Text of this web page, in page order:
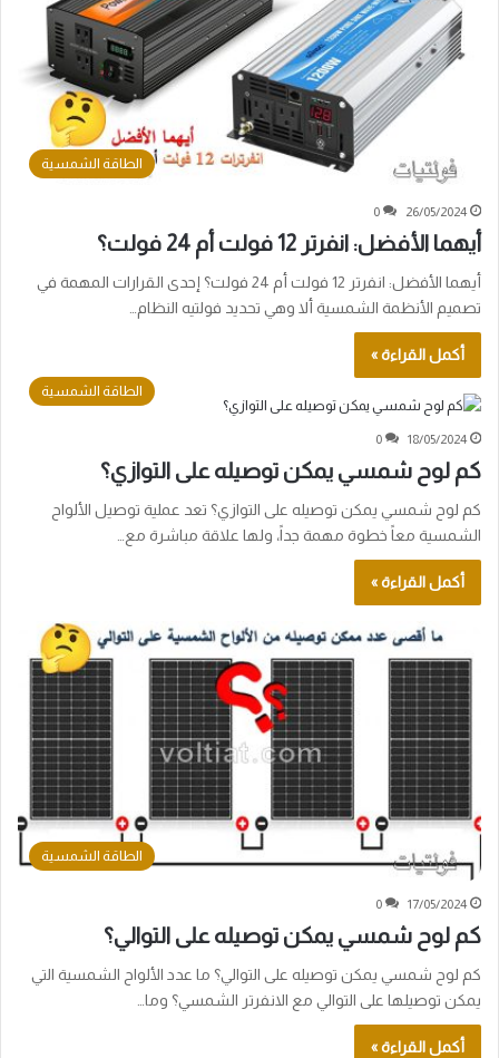
الطاقة الشمسية
26/05/2024
0
أيهما الأفضل: انفرتر 12 فولت أم 24 فولت؟
أيهما الأفضل: انفرتر 12 فولت أم 24 فولت؟ إحدى القرارات المهمة في
تصميم الأنظمة الشمسية ألا وهي تحديد فولتيه النظام…
أكمل القراءة »
الطاقة الشمسية
18/05/2024
0
كم لوح شمسي يمكن توصيله على التوازي؟
كم لوح شمسي يمكن توصيله على التوازي؟ تعد عملية توصيل الألواح
الشمسية معاً خطوة مهمة جداً، ولها علاقة مباشرة مع…
أكمل القراءة »
الطاقة الشمسية
17/05/2024
0
كم لوح شمسي يمكن توصيله على التوالي؟
كم لوح شمسي يمكن توصيله على التوالي؟ ما عدد الألواح الشمسية التي
يمكن توصيلها على التوالي مع الانفرتر الشمسي؟ وما…
أكمل القراءة »